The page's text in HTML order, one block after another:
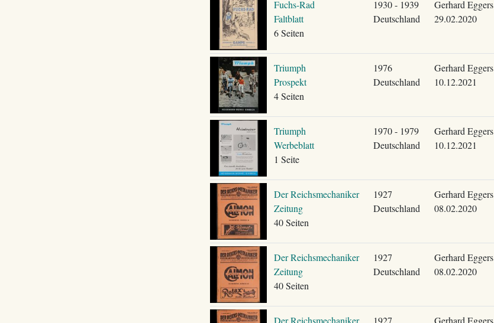
Fuchs-Rad
Faltblatt
6 Seiten
1930 - 1939
Deutschland
Gerhard Eggers
29.02.2020
Triumph
Prospekt
4 Seiten
1976
Deutschland
Gerhard Eggers
10.12.2021
Triumph
Werbeblatt
1 Seite
1970 - 1979
Deutschland
Gerhard Eggers
10.12.2021
Der Reichsmechaniker
Zeitung
40 Seiten
1927
Deutschland
Gerhard Eggers
08.02.2020
Der Reichsmechaniker
Zeitung
40 Seiten
1927
Deutschland
Gerhard Eggers
08.02.2020
Der Reichsmechaniker
1927
Gerhard Eggers